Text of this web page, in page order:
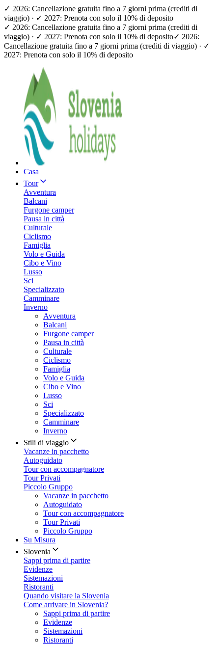
✓ 2026: Cancellazione gratuita fino a 7 giorni prima (crediti di
viaggio) · ✓ 2027: Prenota con solo il 10% di deposito
✓ 2026: Cancellazione gratuita fino a 7 giorni prima (crediti di
viaggio) · ✓ 2027: Prenota con solo il 10% di deposito✓ 2026:
Cancellazione gratuita fino a 7 giorni prima (crediti di viaggio) · ✓
2027: Prenota con solo il 10% di deposito
Casa
Tour
Avventura
Balcani
Furgone camper
Pausa in città
Culturale
Ciclismo
Famiglia
Volo e Guida
Cibo e Vino
Lusso
Sci
Specializzato
Camminare
Inverno
Avventura
Balcani
Furgone camper
Pausa in città
Culturale
Ciclismo
Famiglia
Volo e Guida
Cibo e Vino
Lusso
Sci
Specializzato
Camminare
Inverno
Stili di viaggio
Vacanze in pacchetto
Autoguidato
Tour con accompagnatore
Tour Privati
Piccolo Gruppo
Vacanze in pacchetto
Autoguidato
Tour con accompagnatore
Tour Privati
Piccolo Gruppo
Su Misura
Slovenia
Sappi prima di partire
Evidenze
Sistemazioni
Ristoranti
Quando visitare la Slovenia
Come arrivare in Slovenia?
Sappi prima di partire
Evidenze
Sistemazioni
Ristoranti